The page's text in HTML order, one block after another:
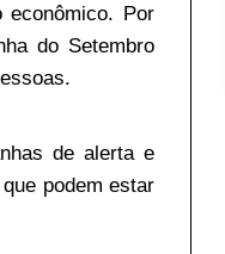
Por
do Setembro
de alerta e
podem estar